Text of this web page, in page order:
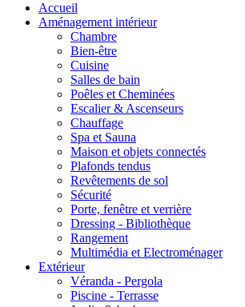
Accueil
Aménagement intérieur
Chambre
Bien-être
Cuisine
Salles de bain
Poêles et Cheminées
Escalier & Ascenseurs
Chauffage
Spa et Sauna
Maison et objets connectés
Plafonds tendus
Revêtements de sol
Sécurité
Porte, fenêtre et verrière
Dressing - Bibliothèque
Rangement
Multimédia et Electroménager
Extérieur
Véranda - Pergola
Piscine - Terrasse